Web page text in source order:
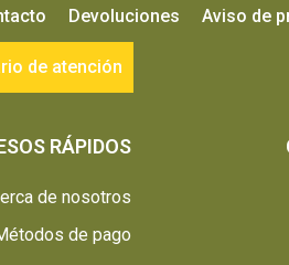
Devoluciones Aviso de
de atención
RÁPIDOS
de nosotros
de pago